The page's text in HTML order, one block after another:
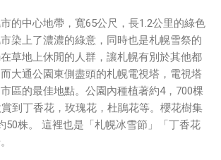
的中心地帶，寬65公尺，長1.2公里的綠色
染上了濃濃的綠意，同時也是札幌雪祭的
草地上休閒的人群，讓札幌有別於其他都
大通公園東側盡頭的札幌電視塔，電視塔
區的最佳地點。公園內種植著約4，700棵
到丁香花，玫瑰花，杜鵑花等。櫻花樹集
50株。 這裡也是「札幌冰雪節」「丁香花